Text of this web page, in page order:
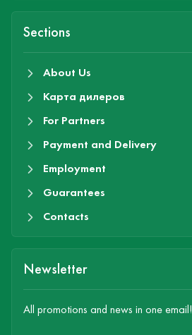
Sections
About Us
Карта дилеров
For Partners
Payment and Delivery
Employment
Guarantees
Contacts
Newsletter
All promotions and news in one email!